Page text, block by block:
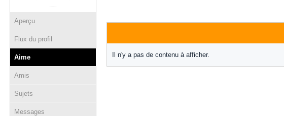
Aperçu
Flux du profil
Aime
Amis
Sujets
Messages
Il n'y a pas de contenu à afficher.